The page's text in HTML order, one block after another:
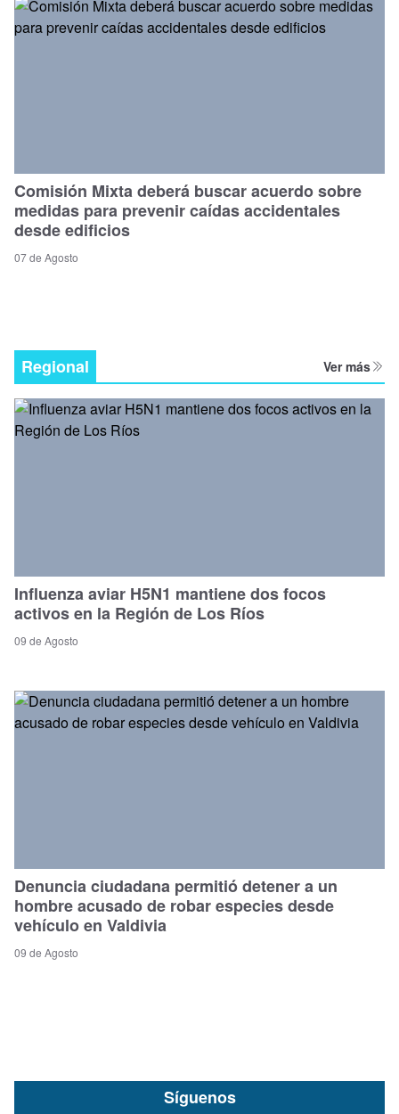
Comisión Mixta deberá buscar acuerdo sobre
medidas para prevenir caídas accidentales
desde edificios
07 de Agosto
Regional Ver más
Influenza aviar H5N1 mantiene dos focos
activos en la Región de Los Ríos
09 de Agosto
Denuncia ciudadana permitió detener a un
hombre acusado de robar especies desde
vehículo en Valdivia
09 de Agosto
Síguenos